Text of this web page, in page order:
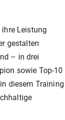
Leistung
gestalten
– in drei
sowie Top-10
diesem Training